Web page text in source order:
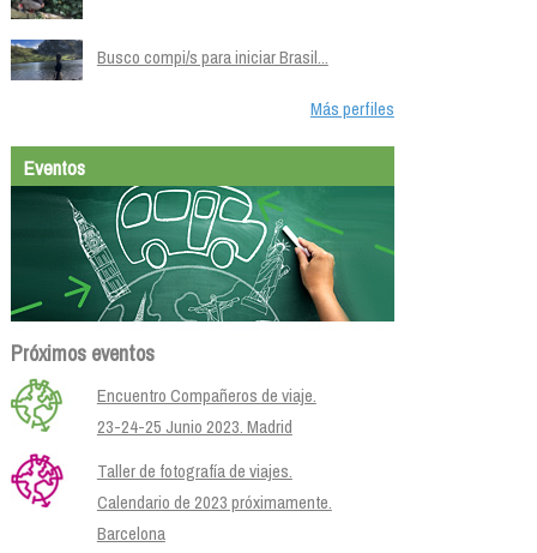
Busco compi/s para iniciar Brasil...
Más perfiles
Eventos
Próximos eventos
Encuentro Compañeros de viaje.
23-24-25 Junio 2023. Madrid
Taller de fotografía de viajes.
Calendario de 2023 próximamente.
Barcelona